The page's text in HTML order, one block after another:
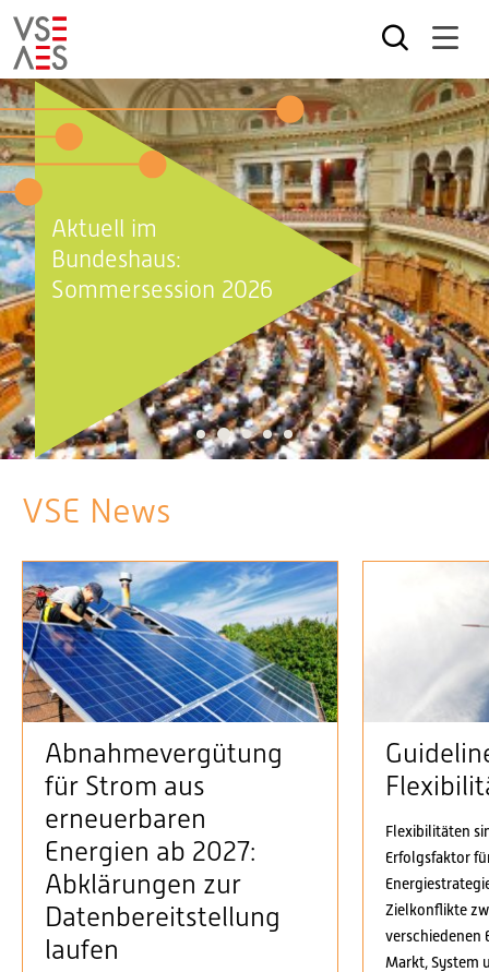
Direkt
zum
Inhalt
Aktuell im
Bundeshaus:
Sommersession 2026
1 2 3 4 5
VSE News
Abnahmevergütung
für Strom aus
erneuerbaren
Energien ab 2027:
Abklärungen zur
Datenbereitstellung
laufen
Flexibilitäten
Erfolgsfaktor
Zielkonflikte
verschiedenen
Markt, System